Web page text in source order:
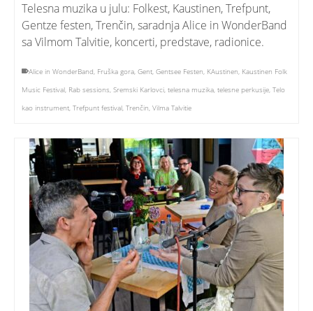
Telesna muzika u julu: Folkest, Kaustinen, Trefpunt,
Gentze festen, Trenčin, saradnja Alice in WonderBand
sa Vilmom Talvitie, koncerti, predstave, radionice.
Alice in WonderBand, Fruška gora, Gent, Gentsee Festen, KAustinen, Kaustinen Folk
Music Festival, Rab sessions, Sremski Karlovci, telesna muzika, telesne perkusije, Telo
kao instrument, Trefpunt festival, Trenčin, Vilma Talvitie